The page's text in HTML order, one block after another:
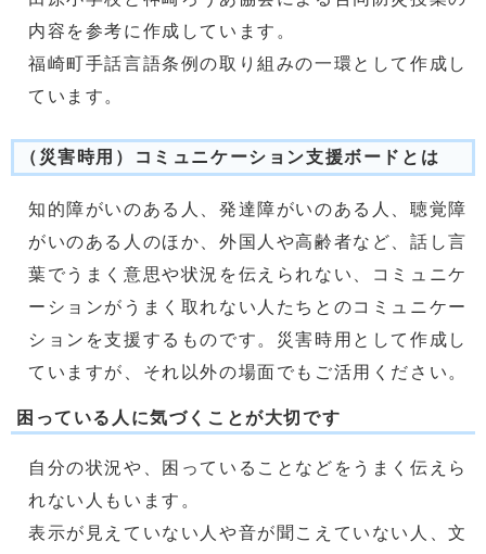
内容を参考に作成しています。
福崎町手話言語条例の取り組みの一環として作成し
ています。
（災害時用）コミュニケーション支援ボードとは
知的障がいのある人、発達障がいのある人、聴覚障
がいのある人のほか、外国人や高齢者など、話し言
葉でうまく意思や状況を伝えられない、コミュニケ
ーションがうまく取れない人たちとのコミュニケー
ションを支援するものです。災害時用として作成し
ていますが、それ以外の場面でもご活用ください。
困っている人に気づくことが大切です
自分の状況や、困っていることなどをうまく伝えら
れない人もいます。
表示が見えていない人や音が聞こえていない人、文